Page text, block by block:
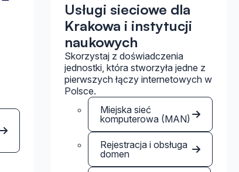
Usługi sieciowe dla
Krakowa i instytucji
naukowych
Skorzystaj z doświadczenia
jednostki, która stworzyła jedne z
pierwszych łączy internetowych w
Polsce.
Miejska sieć
komputerowa (MAN)
Rejestracja i obsługa
domen